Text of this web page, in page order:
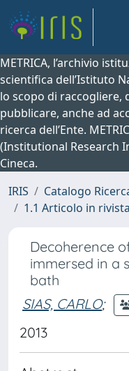
METRICA, l’archivio
scientifica dell’Istituto
lo scopo di raccogliere,
pubblicare, anche ad
ricerca dell’Ente.
(Institutional Research
Cineca.
IRIS
Catalogo
1.1 Articolo in rivista
Decoherence
immersed in a
bath
SIAS, CARLO;
2013